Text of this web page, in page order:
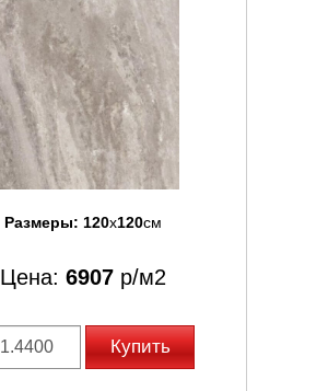
Размеры: 120x120см
Цена: 6907 р/м2
Купить